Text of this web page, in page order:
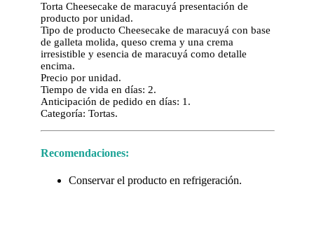
Torta Cheesecake de maracuyá presentación de
producto por unidad.
Tipo de producto Cheesecake de maracuyá con base
de galleta molida, queso crema y una crema
irresistible y esencia de maracuyá como detalle
encima.
Precio por unidad.
Tiempo de vida en días: 2.
Anticipación de pedido en días: 1.
Categoría: Tortas.
Recomendaciones:
Conservar el producto en refrigeración.